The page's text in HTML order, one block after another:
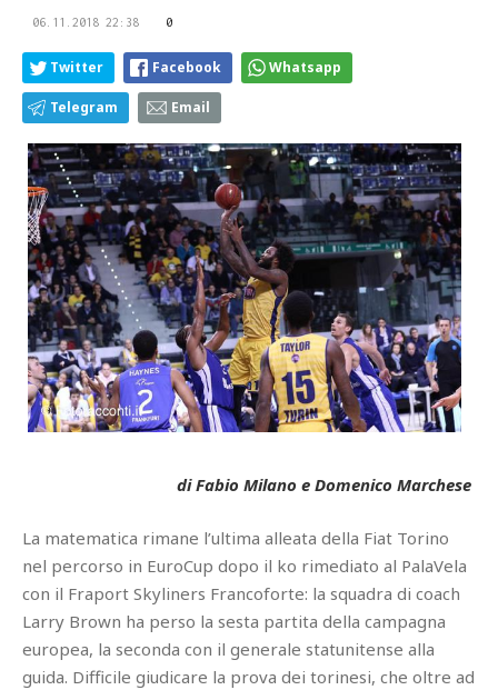
06.11.2018 22:38 0
Twitter Facebook Whatsapp
Telegram Email
di Fabio Milano e Domenico Marchese
La matematica rimane l’ultima alleata della Fiat Torino
nel percorso in EuroCup dopo il ko rimediato al PalaVela
con il Fraport Skyliners Francoforte: la squadra di coach
Larry Brown ha perso la sesta partita della campagna
europea, la seconda con il generale statunitense alla
guida. Difficile giudicare la prova dei torinesi, che oltre ad